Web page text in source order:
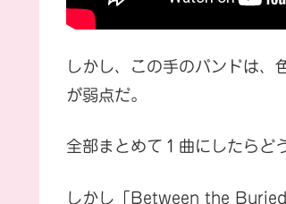
しかし、この手のバンドは、
が弱点だ。
全部まとめて１曲にしたらど
しかし「Between the